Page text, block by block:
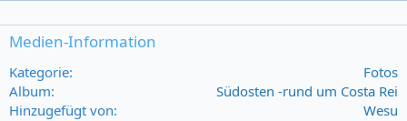
n
s
Medien-Information
Kategorie
Fotos
Album
Südosten -rund um Costa Rei
Hinzugefügt von
Wesu